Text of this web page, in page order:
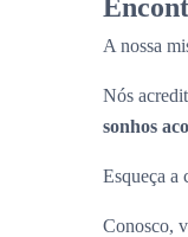
A nossa
Nós
sonhos
Esqueça a
Conosco,